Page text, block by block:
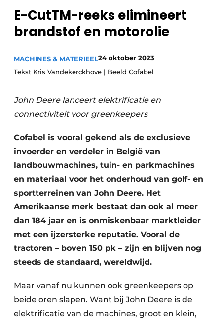
E-CutTM-reeks elimineert
brandstof en motorolie
MACHINES & MATERIEEL24 oktober 2023
Tekst Kris Vandekerckhove | Beeld Cofabel
John Deere lanceert elektrificatie en
connectiviteit voor greenkeepers
Cofabel is vooral gekend als de exclusieve
invoerder en verdeler in België van
landbouwmachines, tuin- en parkmachines
en materiaal voor het onderhoud van golf- en
sportterreinen van John Deere. Het
Amerikaanse merk bestaat dan ook al meer
dan 184 jaar en is onmiskenbaar marktleider
met een ijzersterke reputatie. Vooral de
tractoren – boven 150 pk – zijn en blijven nog
steeds de standaard, wereldwijd.
Maar vanaf nu kunnen ook greenkeepers op
beide oren slapen. Want bij John Deere is de
elektrificatie van de machines, groot en klein,